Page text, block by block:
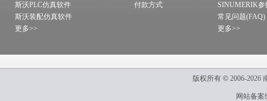
斯沃PLC仿真软件
斯沃装配仿真软件
更多>>
付款方式
SINUMERIK参
常见问题(FAQ)
更多>>
版权所有 © 2006-2026
网站备案